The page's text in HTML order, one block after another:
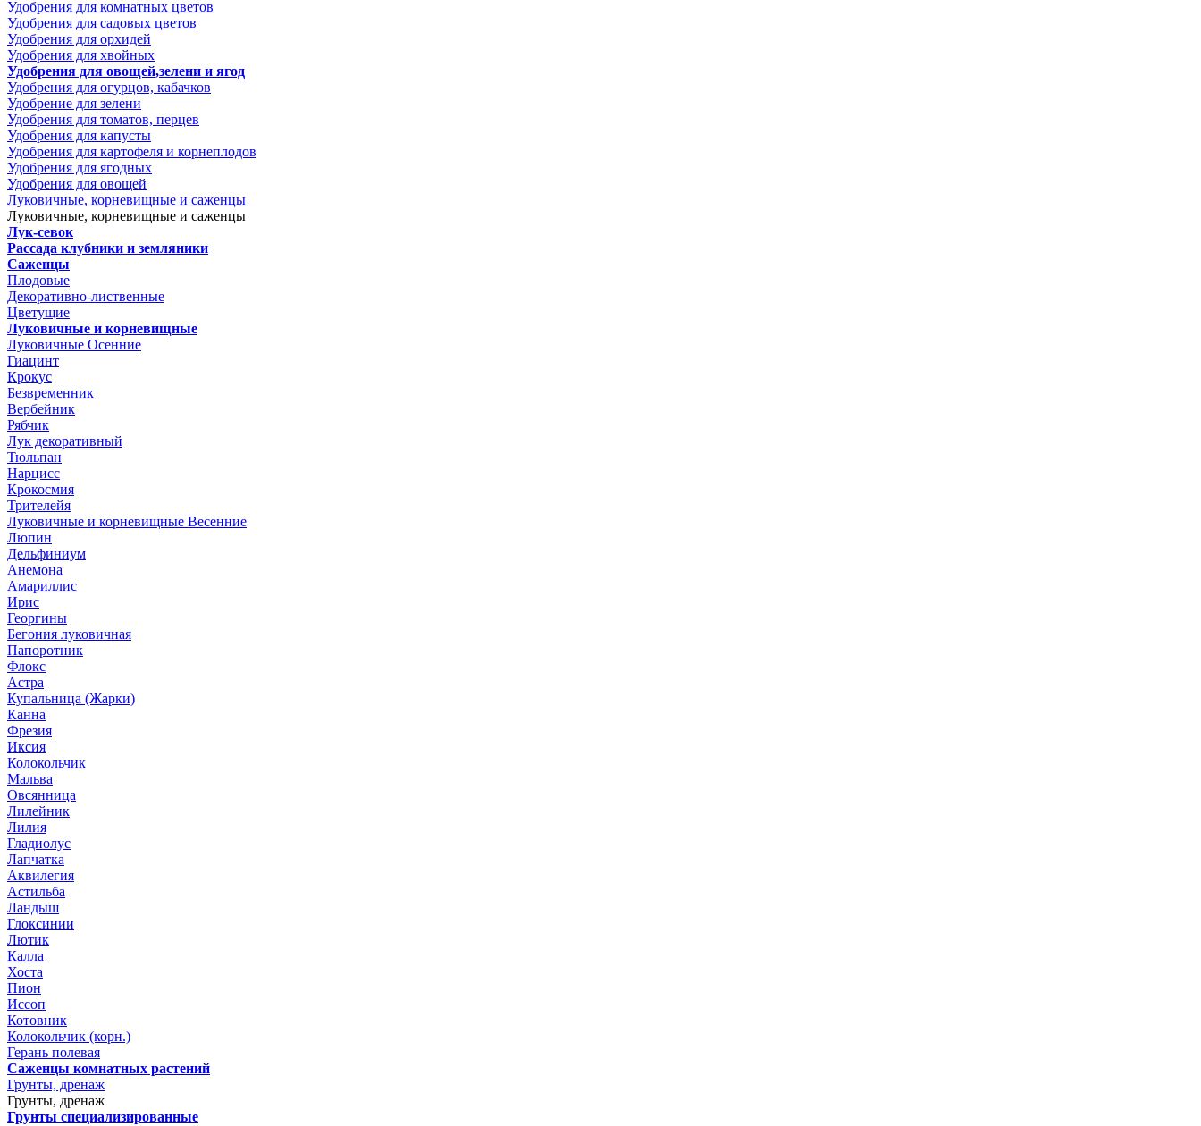
Удобрения для комнатных цветов
Удобрения для садовых цветов
Удобрения для орхидей
Удобрения для хвойных
Удобрения для овощей,зелени и ягод
Удобрения для огурцов, кабачков
Удобрение для зелени
Удобрения для томатов, перцев
Удобрения для капусты
Удобрения для картофеля и корнеплодов
Удобрения для ягодных
Удобрения для овощей
Луковичные, корневищные и саженцы
Луковичные, корневищные и саженцы
Лук-севок
Рассада клубники и земляники
Саженцы
Плодовые
Декоративно-лиственные
Цветущие
Луковичные и корневищные
Луковичные Осенние
Гиацинт
Крокус
Безвременник
Вербейник
Рябчик
Лук декоративный
Тюльпан
Нарцисс
Крокосмия
Трителейя
Луковичные и корневищные Весенние
Люпин
Дельфиниум
Анемона
Амариллис
Ирис
Георгины
Бегония луковичная
Папоротник
Флокс
Астра
Купальница (Жарки)
Канна
Фрезия
Иксия
Колокольчик
Мальва
Овсянница
Лилейник
Лилия
Гладиолус
Лапчатка
Аквилегия
Астильба
Ландыш
Глоксинии
Лютик
Калла
Хоста
Пион
Иссоп
Котовник
Колокольчик (корн.)
Герань полевая
Саженцы комнатных растений
Грунты, дренаж
Грунты, дренаж
Грунты специализированные